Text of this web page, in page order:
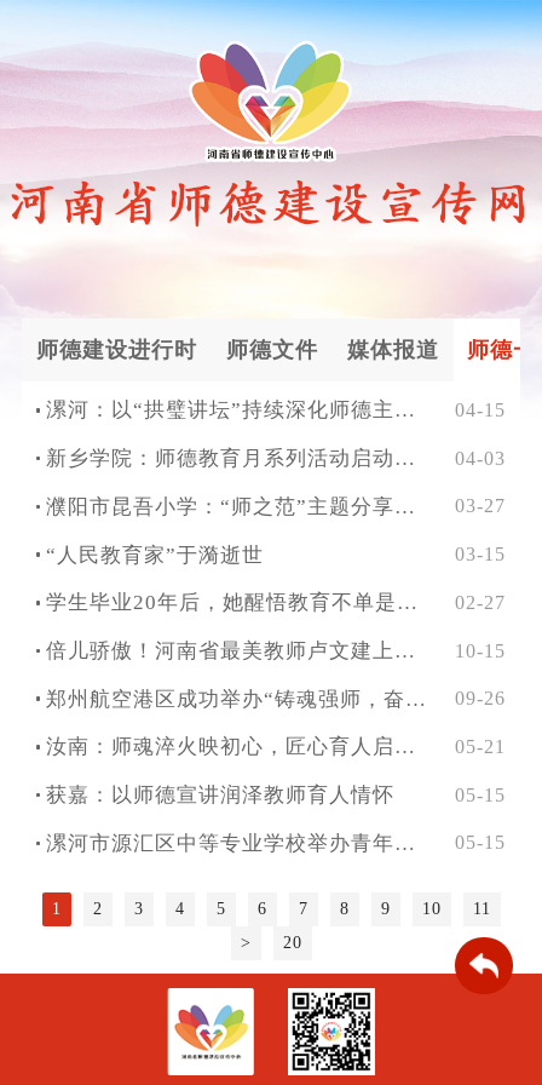
师德建设进行时 师德文件 媒体报道 师德一
漯河：以“拱璧讲坛”持续深化师德主题教育 04-15
新乡学院：师德教育月系列活动启动，实干笃行铸师魂 04-03
濮阳市昆吾小学：“师之范”主题分享让榜样力量可感可触 03-27
“人民教育家”于漪逝世 03-15
学生毕业20年后，她醒悟教育不单是教知识、抓纪律、求成绩 02-27
倍儿骄傲！河南省最美教师卢文建上榜“中国好人榜” 10-15
郑州航空港区成功举办“铸魂强师，奋进有我” 弘扬教育家精神师德报告会 09-26
汝南：师魂淬火映初心，匠心育人启新程 05-21
获嘉：以师德宣讲润泽教师育人情怀 05-15
漯河市源汇区中等专业学校举办青年教师师德师风演讲比赛 05-15
1 2 3 4 5 6 7 8 9 10
11
>
20